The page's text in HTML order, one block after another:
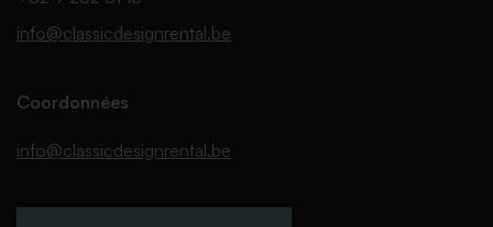
info@classicdesignrental.be
Coordonnées
info@classicdesignrental.be